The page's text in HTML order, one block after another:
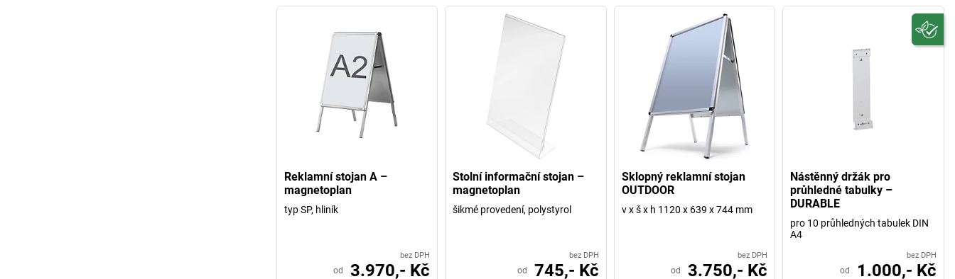
Reklamní stojan A –
magnetoplan
typ SP, hliník
bez DPH
od 3.970,- Kč
Stolní informační stojan –
magnetoplan
šikmé provedení, polystyrol
bez DPH
od 745,- Kč
Sklopný reklamní stojan
OUTDOOR
v x š x h 1120 x 639 x 744 mm
bez DPH
od 3.750,- Kč
Nástěnný držák pro
průhledné tabulky –
DURABLE
pro 10 průhledných tabulek DIN
A4
bez DPH
od 1.000,- Kč